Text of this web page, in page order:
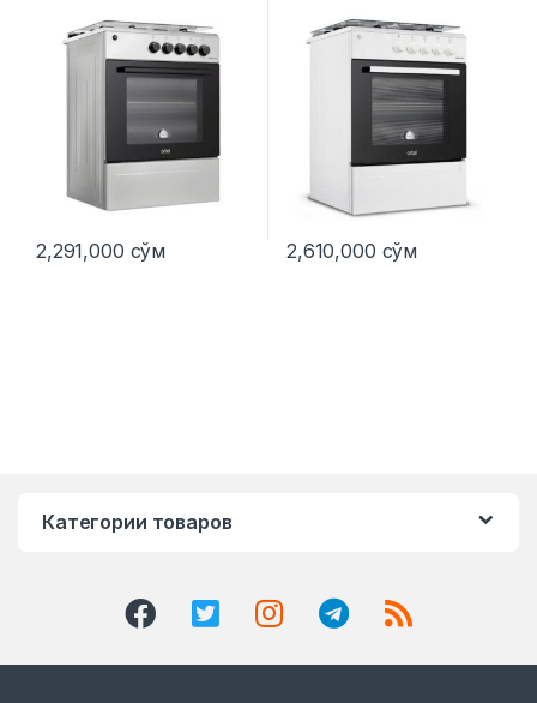
2,291,000 сўм
(Белая)
2,610,000 сўм
Категории товаров